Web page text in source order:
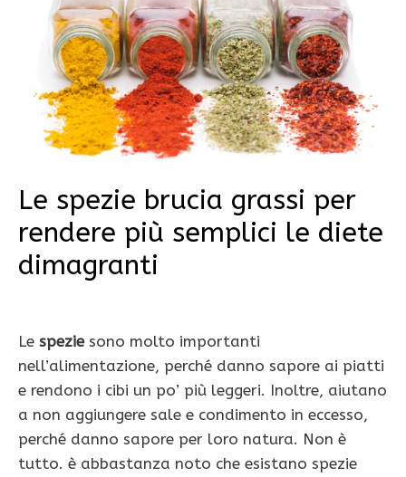
Le spezie brucia grassi per
rendere più semplici le diete
dimagranti
Le speziesono molto importanti
nell’alimentazione, perché danno sapore ai piatti
e rendono i cibi un po’ più leggeri. Inoltre, aiutano
a non aggiungere sale e condimento in eccesso,
perché danno sapore per loro natura. Non è
tutto. è abbastanza noto che esistano spezie